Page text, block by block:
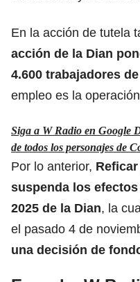
En la acción de tutela
acción de la Dian
4.600 trabajadores
empleo es la
Siga a W Radio en Google
de todos los personajes de
Por lo anterior, Reficar
suspenda los
2025 de la Dian, la
el pasado 4 de
una decisión de